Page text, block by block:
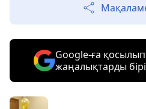
Google-ға
жаңалықтарды